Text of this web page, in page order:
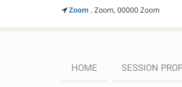
Zoom , Zoom, 00000 Zoom
HOME SESSION